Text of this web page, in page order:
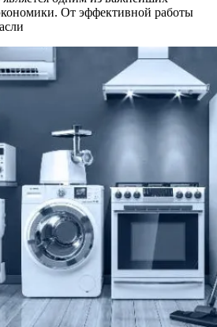
От эффективной работы